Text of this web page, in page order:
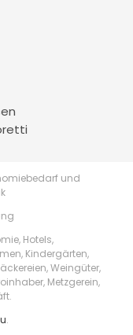
und
Hotels,
Kindergärten,
Weingüter,
Metzgerein,
.